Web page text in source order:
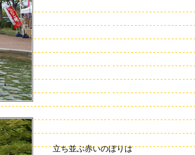
立ち並ぶ赤いのぼりは